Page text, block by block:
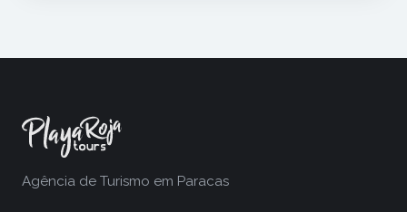
Agência de Turismo em Paracas